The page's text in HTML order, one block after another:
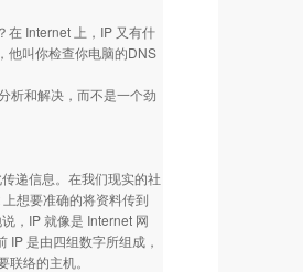
在 Internet 上，IP 又有什
他叫你检查你电脑的DNS
析和解决，而不是一个劲
递信息。在我们现实的社
想要准确的将资料传到
，IP 就像是 Internet 网
IP 是由四组数字所组成，
联络的主机。